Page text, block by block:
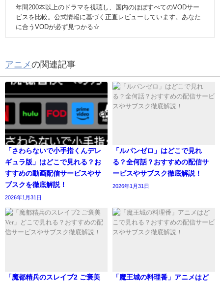
年間200本以上のドラマを視聴し、国内のほぼすべてのVODサー
ビスを比較。公式情報に基づく正直レビューしています。あなた
に合うVODが必ず見つかる☆
アニメの関連記事
「さわらないで小手指くんデレ
ギュラ版」はどこで見れる？お
すすめの動画配信サービスやサ
ブスクを徹底解説！
2026年1月31日
「ルパンゼロ」はどこで見れ
る？全何話？おすすめの配信サ
ービスやサブスク徹底解説！
2026年1月31日
「魔都精兵のスレイブ2 ご褒美
「魔王城の料理番」アニメはど